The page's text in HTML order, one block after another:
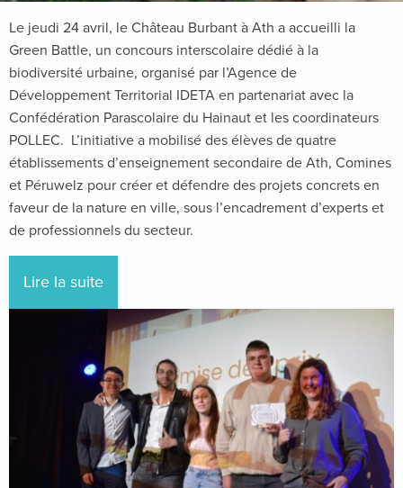
Le jeudi 24 avril, le Château Burbant à Ath a accueilli la
Green Battle, un concours interscolaire dédié à la
biodiversité urbaine, organisé par l’Agence de
Développement Territorial IDETA en partenariat avec la
Confédération Parascolaire du Hainaut et les coordinateurs
POLLEC. L’initiative a mobilisé des élèves de quatre
établissements d’enseignement secondaire de Ath, Comines
et Péruwelz pour créer et défendre des projets concrets en
faveur de la nature en ville, sous l’encadrement d’experts et
de professionnels du secteur.
Lire la suite